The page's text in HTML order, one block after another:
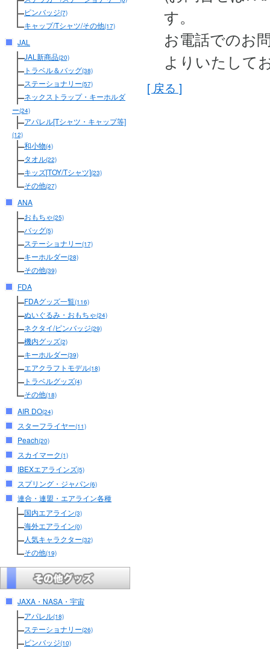
ピンバッジ(7)
キャップ/Tシャツ/その他(17)
JAL
JAL新商品(20)
トラベル＆バッグ(38)
ステーショナリー(57)
ネックストラップ・キーホルダ
ー(24)
アパレル[Tシャツ・キャップ等]
(12)
和小物(4)
タオル(22)
キッズ[TOY/Tシャツ](23)
その他(27)
ANA
おもちゃ(25)
バッグ(5)
ステーショナリー(17)
キーホルダー(28)
その他(39)
FDA
FDAグッズ一覧(116)
ぬいぐるみ・おもちゃ(24)
ネクタイ/ピンバッジ(29)
機内グッズ(2)
キーホルダー(39)
エアクラフトモデル(18)
トラベルグッズ(4)
その他(18)
AIR DO(24)
スターフライヤー(11)
Peach(20)
スカイマーク(1)
IBEXエアラインズ(5)
スプリング・ジャパン(6)
連合・連盟・エアライン各種
国内エアライン(3)
海外エアライン(0)
人気キャラクター(32)
その他(19)
JAXA・NASA・宇宙
アパレル(18)
ステーショナリー(26)
ピンバッジ(10)
す。
お電話でのお
よりいたして
[ 戻る ]